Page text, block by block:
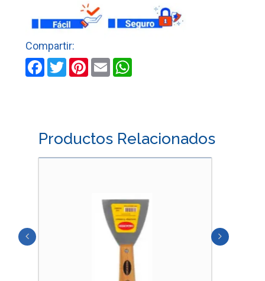
cantidad
Facebook
TwitterPinterest
EmailWhatsApp
Productos Relacionados